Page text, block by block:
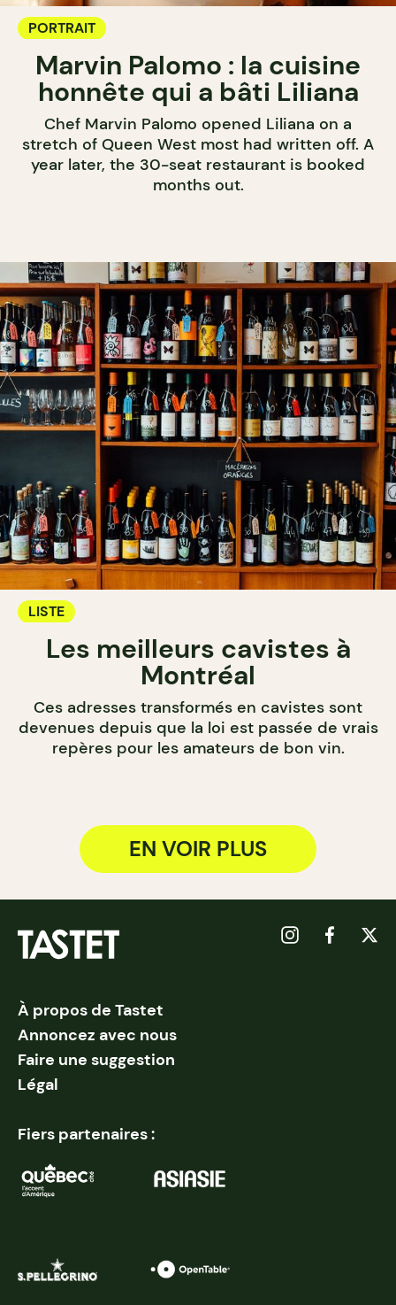
PORTRAIT
Marvin Palomo : la cuisine
honnête qui a bâti Liliana
Chef Marvin Palomo opened Liliana on a
stretch of Queen West most had written off. A
year later, the 30-seat restaurant is booked
months out.
LISTE
Les meilleurs cavistes à
Montréal
Ces adresses transformés en cavistes sont
devenues depuis que la loi est passée de vrais
repères pour les amateurs de bon vin.
EN VOIR PLUS
À propos de Tastet
Annoncez avec nous
Faire une suggestion
Légal
Fiers partenaires :